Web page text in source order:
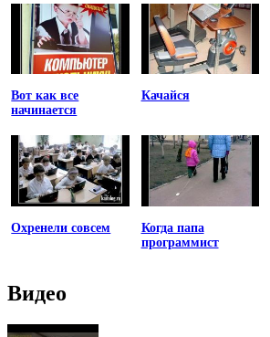
Вот как все
начинается
Качайся
Охренели совсем
Когда папа
программист
Видео